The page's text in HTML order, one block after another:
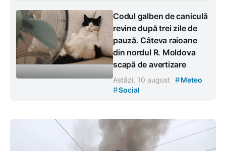
Codul galben de caniculă
revine după trei zile de
pauză. Câteva raioane
din nordul R. Moldova
scapă de avertizare
Astăzi, 10 august #Meteo
#Social